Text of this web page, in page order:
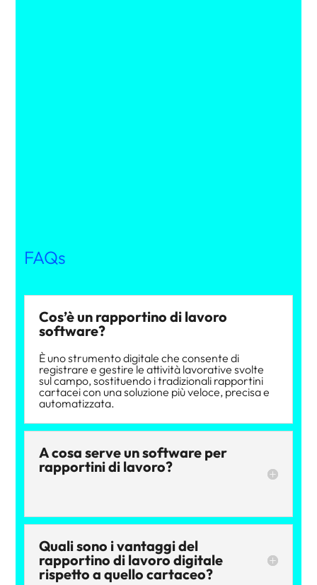
FAQs
Cos’è un rapportino di lavoro
software?
È uno strumento digitale che consente di
registrare e gestire le attività lavorative svolte
sul campo, sostituendo i tradizionali rapportini
cartacei con una soluzione più veloce, precisa e
automatizzata.
A cosa serve un software per
rapportini di lavoro?
Quali sono i vantaggi del
rapportino di lavoro digitale
rispetto a quello cartaceo?